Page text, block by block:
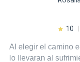
recuperar a su hija
10
Al elegir el camino
lo llevaran al